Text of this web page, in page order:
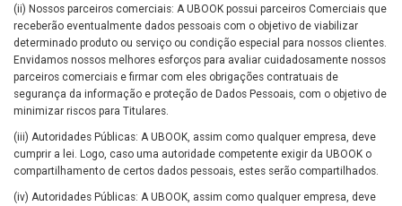
(ii) Nossos parceiros comerciais: A UBOOK possui parceiros Comerciais que
receberão eventualmente dados pessoais com o objetivo de viabilizar
determinado produto ou serviço ou condição especial para nossos clientes.
Envidamos nossos melhores esforços para avaliar cuidadosamente nossos
parceiros comerciais e firmar com eles obrigações contratuais de
segurança da informação e proteção de Dados Pessoais, com o objetivo de
minimizar riscos para Titulares.
(iii) Autoridades Públicas: A UBOOK, assim como qualquer empresa, deve
cumprir a lei. Logo, caso uma autoridade competente exigir da UBOOK o
compartilhamento de certos dados pessoais, estes serão compartilhados.
(iv) Autoridades Públicas: A UBOOK, assim como qualquer empresa, deve